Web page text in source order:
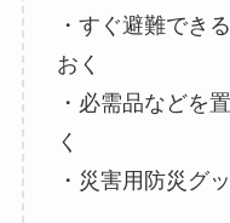
・すぐ避難でき
おく
・必需品などを
く
・災害用防災グ